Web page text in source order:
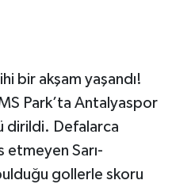
bir akşam yaşandı!
Park’ta Antalyaspor
dirildi. Defalarca
Sarı-
bulduğu gollerle skoru